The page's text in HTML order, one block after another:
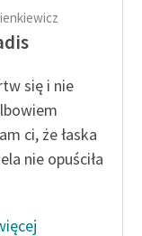
się i nie
ci, że łaska
nie opuściła